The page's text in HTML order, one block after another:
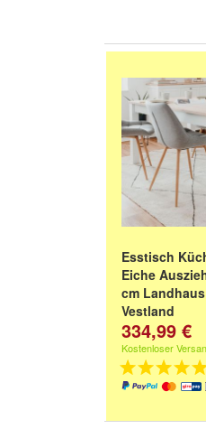
Esstisch
Eiche
cm
Vestland
334,99 €
Kostenloser